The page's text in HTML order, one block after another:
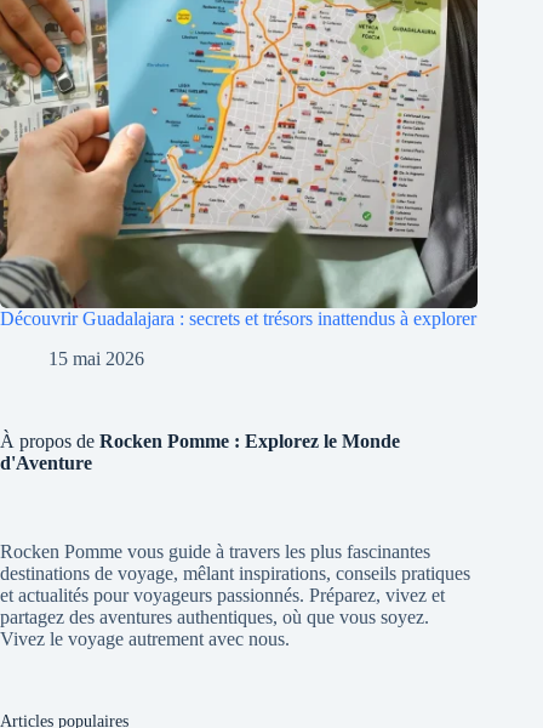
Découvrir Guadalajara : secrets et trésors inattendus à explorer
15 mai 2026
À propos de Rocken Pomme : Explorez le Monde
d'Aventure
Rocken Pomme vous guide à travers les plus fascinantes
destinations de voyage, mêlant inspirations, conseils pratiques
et actualités pour voyageurs passionnés. Préparez, vivez et
partagez des aventures authentiques, où que vous soyez.
Vivez le voyage autrement avec nous.
Articles populaires